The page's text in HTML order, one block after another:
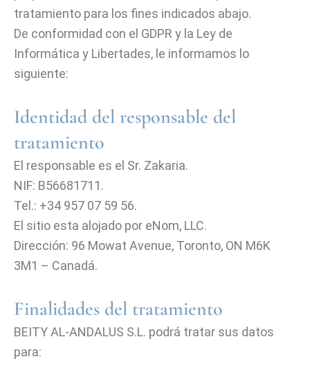
tratamiento para los fines indicados abajo.
De conformidad con el GDPR y la Ley de
Informática y Libertades, le informamos lo
siguiente:
Identidad del responsable del
tratamiento
El responsable es el Sr. Zakaria.
NIF: B56681711.
Tel.: +34 957 07 59 56.
El sitio esta alojado por eNom, LLC.
Dirección: 96 Mowat Avenue, Toronto, ON M6K
3M1 – Canadá.
Finalidades del tratamiento
BEITY AL-ANDALUS S.L. podrá tratar sus datos
para: